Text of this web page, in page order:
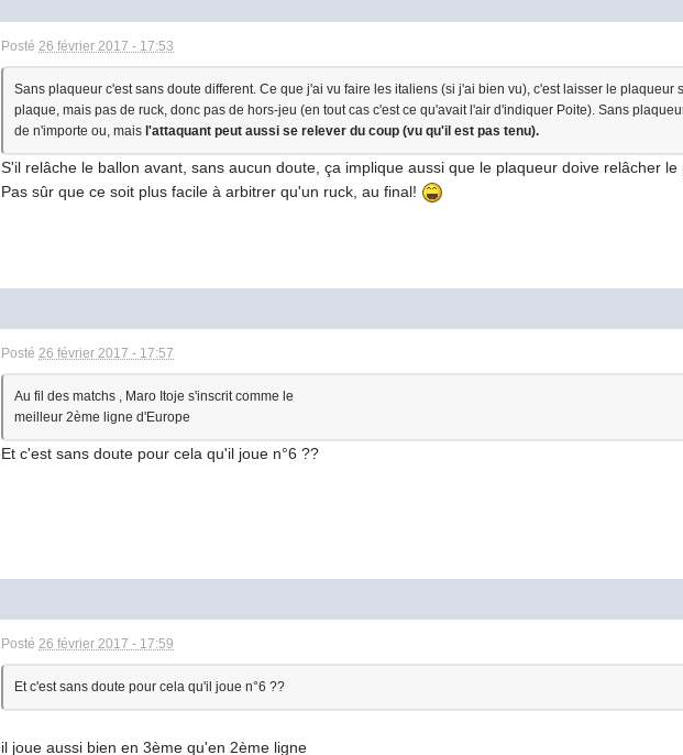
Posté26 février 2017 - 17:53
Sans plaqueur c'est sans doute different. Ce que j'ai vu faire les italiens (si j'ai bien vu), c'est laisser le
plaque, mais pas de ruck, donc pas de hors-jeu (en tout cas c'est ce qu'avait l'air d'indiquer Poite). Sans
de n'importe ou, mais l'attaquant peut aussi se relever du coup (vu qu'il est pas tenu).
S'il relâche le ballon avant, sans aucun doute, ça implique aussi que le plaqueur doive relâcher le
Pas sûr que ce soit plus facile à arbitrer qu'un ruck, au final!
Posté26 février 2017 - 17:57
Au fil des matchs , Maro Itoje s'inscrit comme le
meilleur 2ème ligne d'Europe
Et c'est sans doute pour cela qu'il joue n°6 ??
Posté26 février 2017 - 17:59
Et c'est sans doute pour cela qu'il joue n°6 ??
il joue aussi bien en 3ème qu'en 2ème ligne